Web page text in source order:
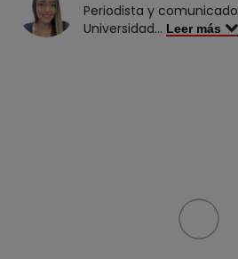
Periodista y
Universidad... Leer más